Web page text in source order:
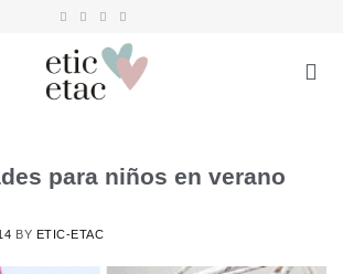
para niños en verano
BY ETIC-ETAC